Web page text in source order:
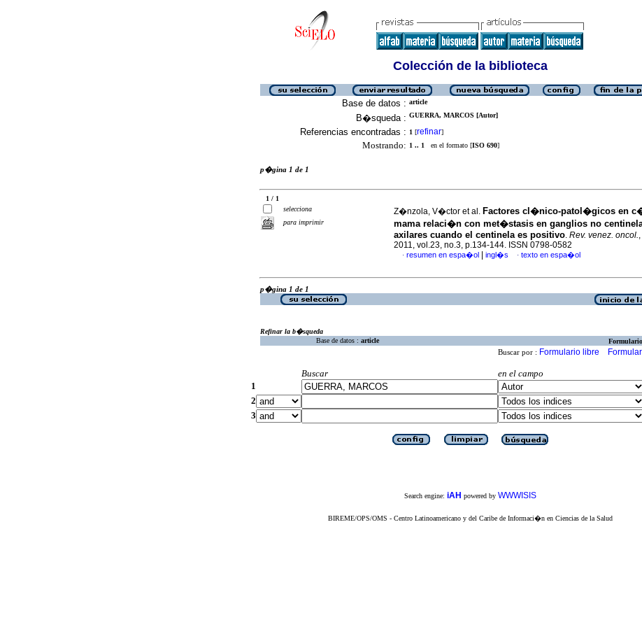
Colección de la biblioteca
Base de datos : article
B�squeda : GUERRA, MARCOS [Autor]
Referencias encontradas : 1 [refinar]
Mostrando: 1 .. 1 en el formato [ISO 690]
p�gina 1 de 1
1 / 1
selecciona
para imprimir
Z�nzola, V�ctor et al. Factores cl�nico-patol�gicos en
mama relaci�n con met�stasis en ganglios no
axilares cuando el centinela es positivo. Rev. venez. oncol.
2011, vol.23, no.3, p.134-144. ISSN 0798-0582
· resumen en espa�ol ingl�s · texto en espa�ol
p�gina 1 de 1
Refinar la b�squeda
Base de datos : article
Buscar por : Formulario libre
Buscar
en el campo
1
2
3
Search engine: iAH powered by WWWISIS
BIREME/OPS/OMS - Centro Latinoamericano y del Caribe de Informaci�n en Ciencias de la Salud